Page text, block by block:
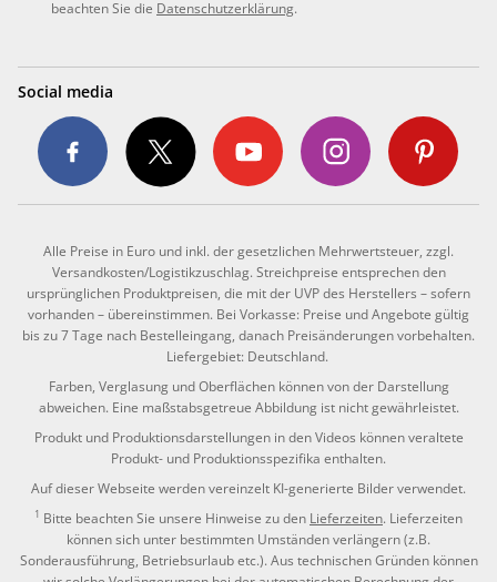
beachten Sie die Datenschutzerklärung.
Social media
Alle Preise in Euro und inkl. der gesetzlichen Mehrwertsteuer, zzgl.
Versandkosten/Logistikzuschlag. Streichpreise entsprechen den
ursprünglichen Produktpreisen, die mit der UVP des Herstellers – sofern
vorhanden – übereinstimmen. Bei Vorkasse: Preise und Angebote gültig
bis zu 7 Tage nach Bestelleingang, danach Preisänderungen vorbehalten.
Liefergebiet: Deutschland.
Farben, Verglasung und Oberflächen können von der Darstellung
abweichen. Eine maßstabsgetreue Abbildung ist nicht gewährleistet.
Produkt und Produktionsdarstellungen in den Videos können veraltete
Produkt- und Produktionsspezifika enthalten.
Auf dieser Webseite werden vereinzelt KI-generierte Bilder verwendet.
1 Bitte beachten Sie unsere Hinweise zu den Lieferzeiten. Lieferzeiten
können sich unter bestimmten Umständen verlängern (z.B.
Sonderausführung, Betriebsurlaub etc.). Aus technischen Gründen können